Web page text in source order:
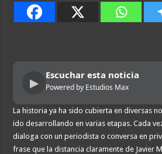
▶
Escuchar esta noticia
Powered by Estudios Max
La historia ya ha sido cubierta en diversas
ido desarrollando en varias etapas. Cada
dialoga con un periodista o conversa en
frase que la distancia claramente de Javier